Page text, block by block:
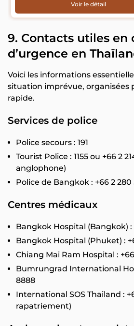
Voir le détail
9. Contacts utiles en
d’urgence en
Voici les informations
situation imprévue, organisées
rapide.
Services de police
Police secours : 191
Tourist Police : 1155 ou +66 2
anglophone)
Police de Bangkok : +66 2 280
Centres médicaux
Bangkok Hospital (Bangkok) :
Bangkok Hospital (Phuket) :
Chiang Mai Ram Hospital :
Bumrungrad International
8888
International SOS Thailand :
rapatriement)